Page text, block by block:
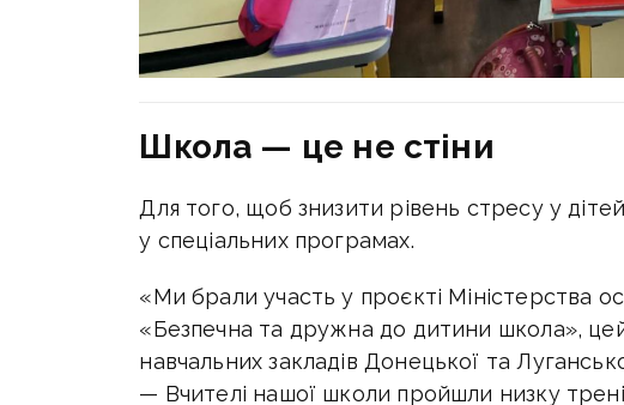
Школа — це не стіни
Для того, щоб знизити рівень стресу у
у спеціальних програмах.
«Ми брали участь у проєкті Міністерства
«Безпечна та дружна до дитини школа»,
навчальних закладів Донецької та
— Вчителі нашої школи пройшли низку